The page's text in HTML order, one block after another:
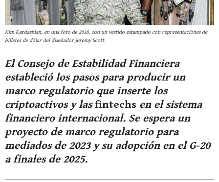
Kim Kardashian, en una foto de 2018, con un vestido estampado con representaciones de
billetes de dólar del diseñador Jeremy Scott.
El Consejo de Estabilidad Financiera
estableció los pasos para producir un
marco regulatorio que inserte los
criptoactivos y lasfintechs en el sistema
financiero internacional. Se espera un
proyecto de marco regulatorio para
mediados de 2023 y su adopción en el G-20
a finales de 2025.